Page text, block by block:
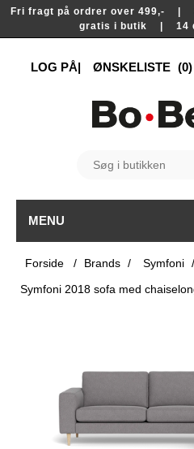
Fri fragt på ordrer over 499,- |
gratis i butik | 14
LOG PÅ ØNSKELISTE (0)
MENU
Forside / Brands / Symfoni /
Symfoni 2018 sofa med